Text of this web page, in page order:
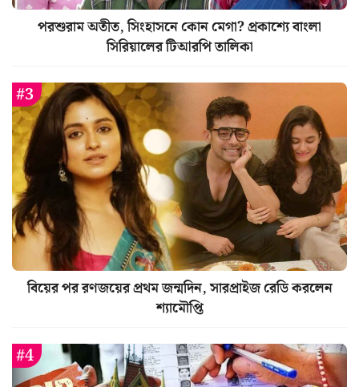
পরশুরাম অতীত, সিংহাসনে কোন মেগা? প্রকাশ্যে বাংলা
সিরিয়ালের টিআরপি তালিকা
বিয়ের পর রণজয়ের প্রথম জন্মদিন, সারপ্রাইজ রেডি করলেন
শ্যামৌপ্তি